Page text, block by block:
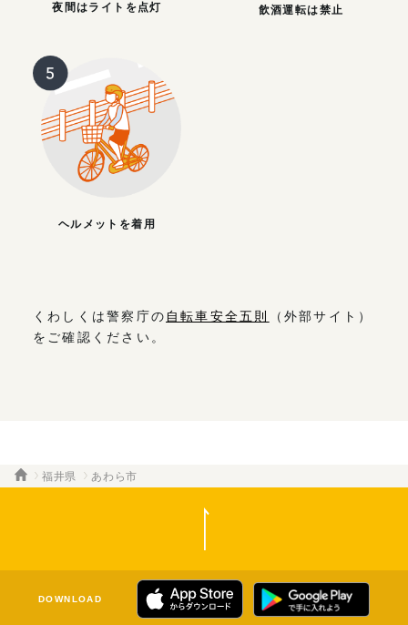
夜間はライトを点灯 飲酒運転は禁止
ヘルメットを着用
くわしくは警察庁の 自転車安全五則
（外部サイト）
をご確認ください。
福井県 あわら市
DOWNLOAD